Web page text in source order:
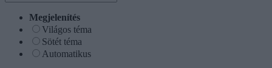
Megjelenítés
Világos téma
Sötét téma
Automatikus